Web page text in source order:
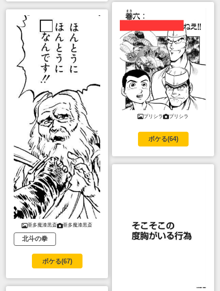
亜多魔漆黒斎 亜多魔漆黒斎
北斗の拳
ボケる(67)
プリシラ プリシラ
ボケる(64)